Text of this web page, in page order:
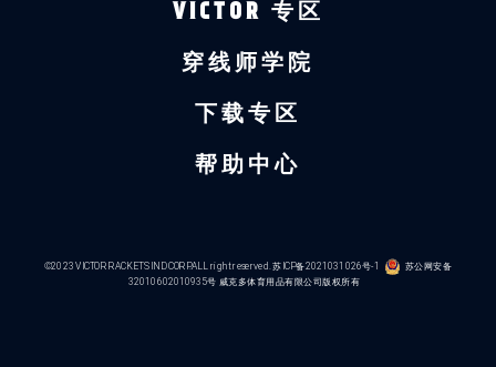
VICTOR 专区
穿线师学院
下载专区
帮助中心
©2023 VICTOR RACKETS IND CORP.ALL right reserved.苏ICP备2021031026号-1 苏公网安备
32010602010935号 威克多体育用品有限公司版权所有